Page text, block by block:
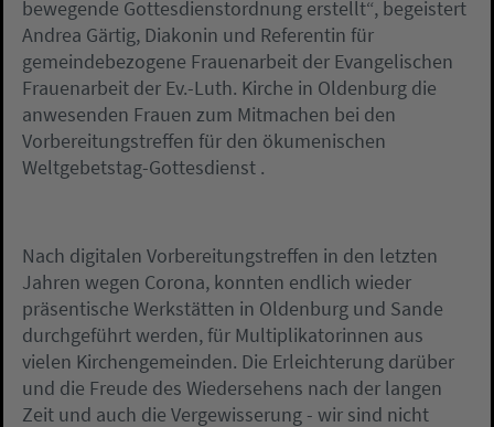
bewegende Gottesdienstordnung erstellt“, begeistert
Andrea Gärtig, Diakonin und Referentin für
gemeindebezogene Frauenarbeit der Evangelischen
Frauenarbeit der Ev.-Luth. Kirche in Oldenburg die
anwesenden Frauen zum Mitmachen bei den
Vorbereitungstreffen für den ökumenischen
Weltgebetstag-Gottesdienst .
Nach digitalen Vorbereitungstreffen in den letzten
Jahren wegen Corona, konnten endlich wieder
präsentische Werkstätten in Oldenburg und Sande
durchgeführt werden, für Multiplikatorinnen aus
vielen Kirchengemeinden. Die Erleichterung darüber
und die Freude des Wiedersehens nach der langen
Zeit und auch die Vergewisserung - wir sind nicht